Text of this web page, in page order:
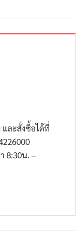
ละสั่งซื้อได้ที่
8:30น. –